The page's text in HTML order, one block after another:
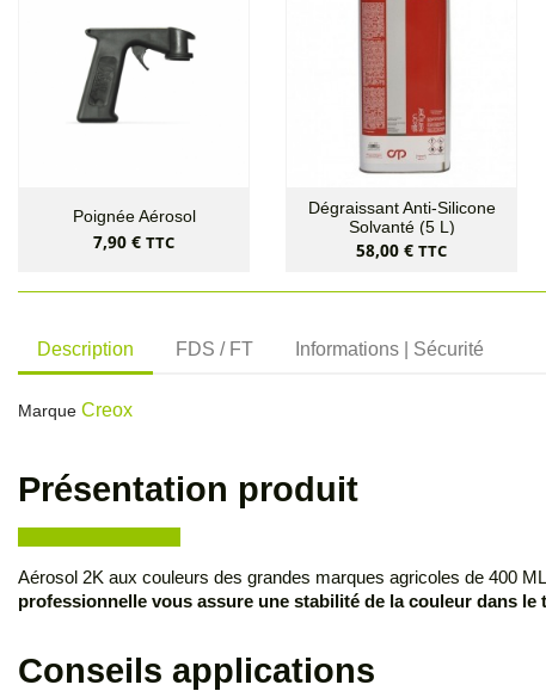
Poignée Aérosol
Prix
7,90 € TTC
Dégraissant Anti-Silicone
Solvanté (5 L)
Prix
58,00 € TTC
Description FDS / FT Informations | Sécurité
Marque Creox
Présentation produit
Aérosol 2K aux couleurs des grandes marques agricoles de 400
professionnelle vous assure une stabilité de la couleur dans le
Conseils applications